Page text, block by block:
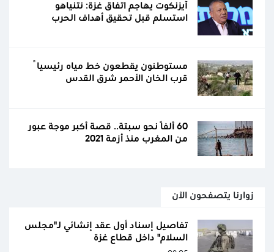
آيزنكوت يهاجم اتفاق غزة: نتنياهو
استسلم قبل تحقيق أهداف الحرب
مستوطنون يقطعون خط مياه رئيسياً
قرب الخان الأحمر شرق القدس
60 ألفًا نحو سبتة.. قصة أكبر موجة عبور
من المغرب منذ أزمة 2021
زوارنا يتصفحون الآن
تفاصيل إسناد أول عقد إنشائي لـ"مجلس
السلام" داخل قطاع غزة